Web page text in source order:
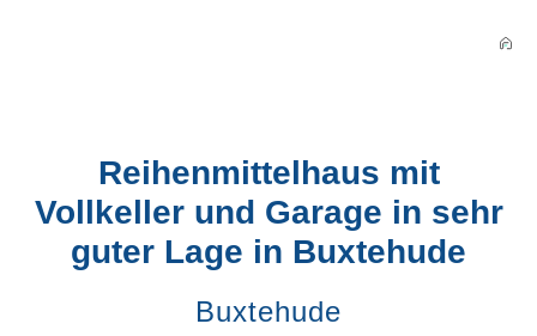
Reihenmittelhaus mit
Vollkeller und Garage in sehr
guter Lage in Buxtehude
Buxtehude